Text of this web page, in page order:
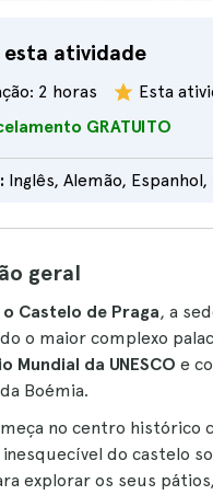
esta atividade
2 horas Esta
GRATUITO
Inglês, Alemão,
geral
o Castelo de Praga, a
o maior complexo
Mundial da UNESCO e
Boémia.
no centro histórico
do castelo
explorar os seus